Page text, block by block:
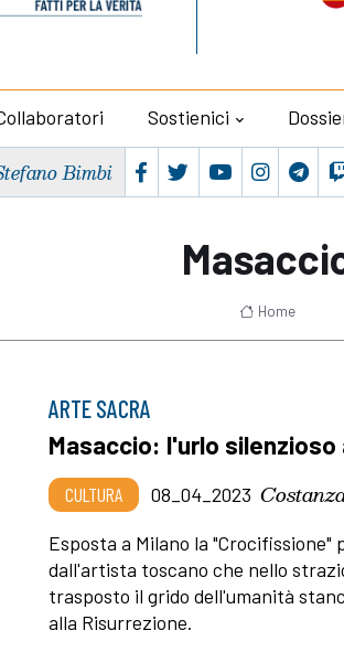
Sostienici
Bimbi
Home
ARTE SACRA
Masaccio: l'urlo
CULTURA 08_04_2023
Esposta a Milano la
dall'artista toscano che nello
trasposto il grido dell'umanità
alla Risurrezione.